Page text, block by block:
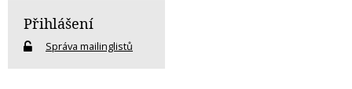
Přihlášení
Správa mailinglistů